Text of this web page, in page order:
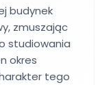
budynek
zmuszając
studiowania
okres
tego